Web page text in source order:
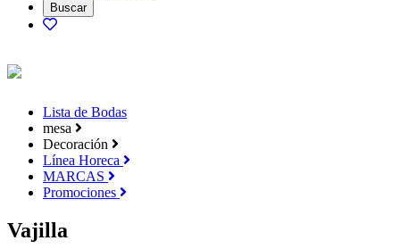
Lista de Bodas
mesa
Decoración
Línea Horeca
MARCAS
Promociones
Vajilla